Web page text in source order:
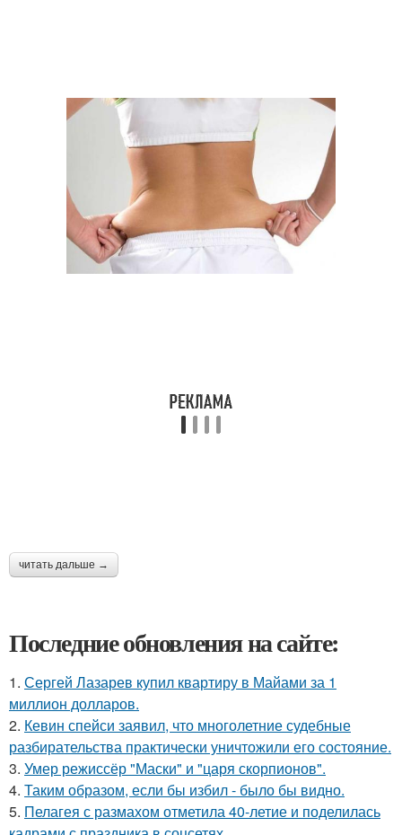
читать дальше →
Последние обновления на сайте:
1. Сергей Лазарев купил квартиру в Майами за 1
миллион долларов.
2. Кевин спейси заявил, что многолетние судебные
разбирательства практически уничтожили его состояние.
3. Умер режиссёр "Маски" и "царя скорпионов".
4. Таким образом, если бы избил - было бы видно.
5. Пелагея с размахом отметила 40-летие и поделилась